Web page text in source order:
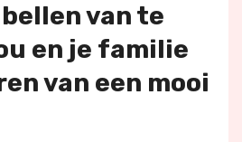
van te
en je familie
van een mooi